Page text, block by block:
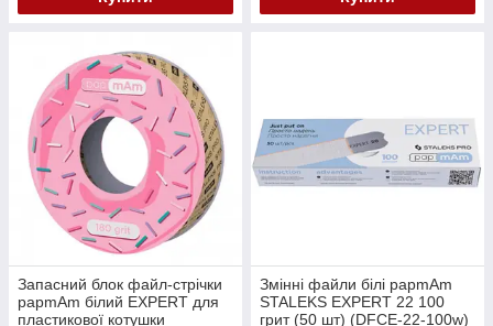
Запасний блок файл-стрічки
papmAm білий EXPERT для
пластикової котушки
Змінні файли білі papmAm
STALEKS EXPERT 22 100
грит (50 шт) (DFCE-22-100w)